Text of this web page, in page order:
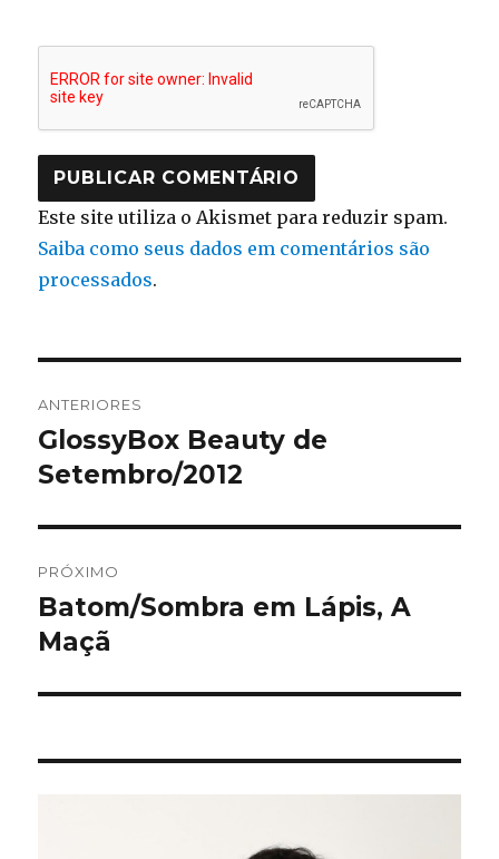
Este site utiliza o Akismet para reduzir spam.
Saiba como seus dados em comentários são
processados.
de
Post
ANTERIORES
Post
anterior:
GlossyBox Beauty de
Setembro/2012
PRÓXIMO
Próximo
post:
Batom/Sombra em Lápis, A
Maçã